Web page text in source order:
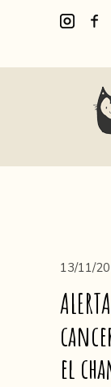
13/11/
el